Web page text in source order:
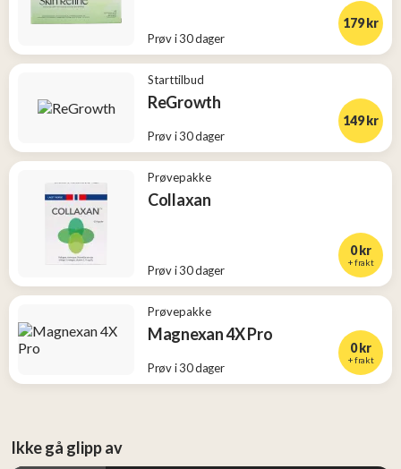
Prøv i 30 dager
179 kr
Starttilbud
ReGrowth
Prøv i 30 dager
149 kr
Prøvepakke
Collaxan
Prøv i 30 dager
0 kr
+ frakt
Prøvepakke
Magnexan 4X Pro
Prøv i 30 dager
0 kr
+ frakt
Ikke gå glipp av